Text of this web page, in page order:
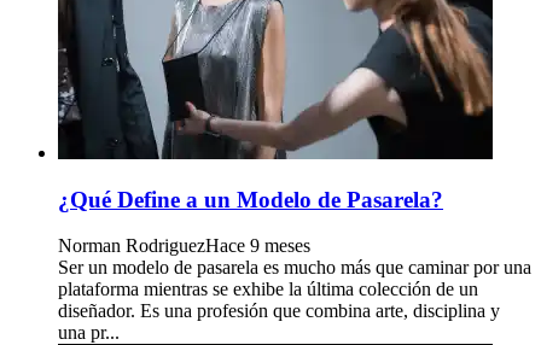
¿Qué Define a un Modelo de Pasarela?
Norman RodriguezHace 9 meses
Ser un modelo de pasarela es mucho más que caminar por una
plataforma mientras se exhibe la última colección de un
diseñador. Es una profesión que combina arte, disciplina y
una pr...